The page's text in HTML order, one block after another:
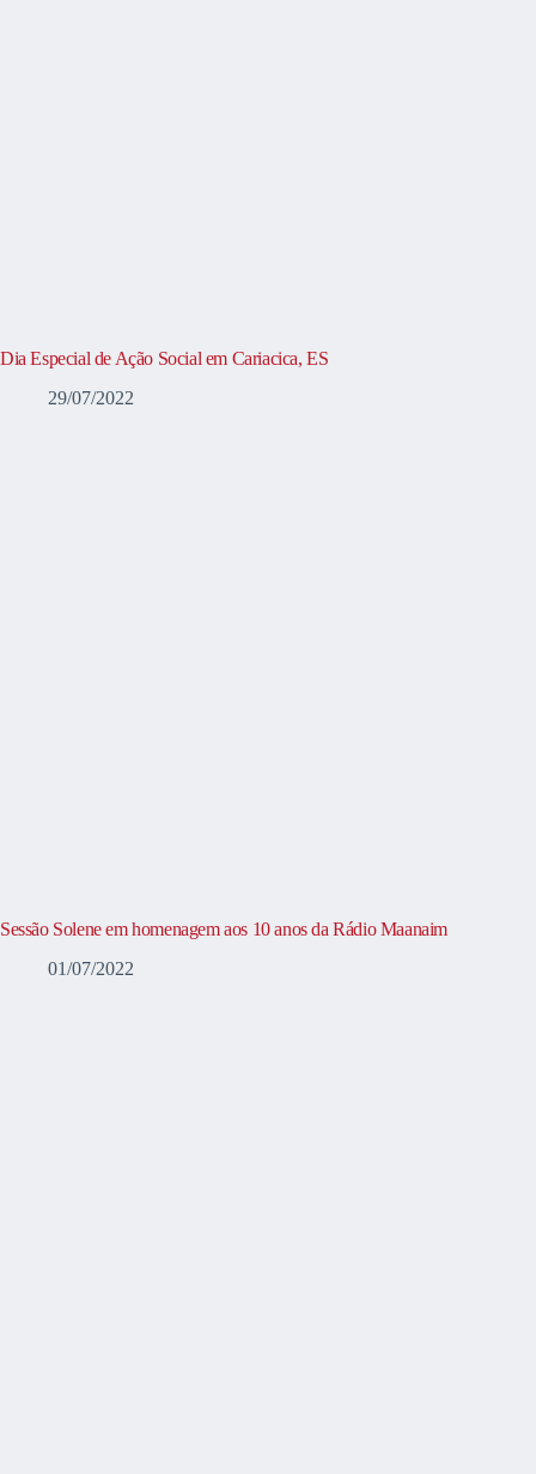
Dia Especial de Ação Social em Cariacica, ES
29/07/2022
Sessão Solene em homenagem aos 10 anos da Rádio Maanaim
01/07/2022